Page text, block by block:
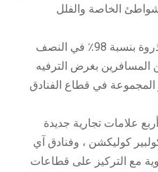
الخاصة والفلل
معدل إشغال ذروة بنسبة 98٪ في النصف
من المسافرين بغرض الترفيه
المجموعة في قطاع الفنادق
علامات تجارية جديدة
كوليكشن ، وفنادق آي
مع التركيز على قطاعات